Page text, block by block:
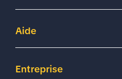
Aide
Entreprise